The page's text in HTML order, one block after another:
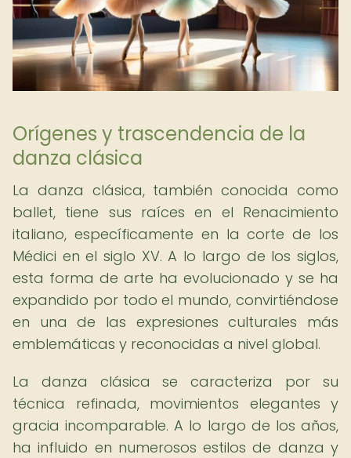
Orígenes y trascendencia de la
danza clásica
La danza clásica, también conocida como
ballet, tiene sus raíces en el Renacimiento
italiano, específicamente en la corte de los
Médici en el siglo XV. A lo largo de los siglos,
esta forma de arte ha evolucionado y se ha
expandido por todo el mundo, convirtiéndose
en una de las expresiones culturales más
emblemáticas y reconocidas a nivel global.
La danza clásica se caracteriza por su
técnica refinada, movimientos elegantes y
gracia incomparable. A lo largo de los años,
ha influido en numerosos estilos de danza y